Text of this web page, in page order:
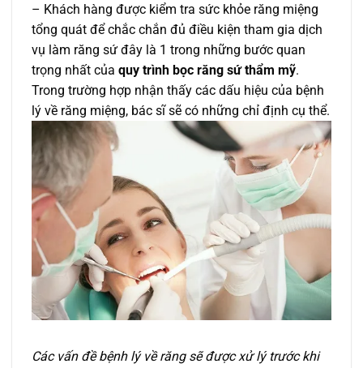
– Khách hàng được kiểm tra sức khỏe răng miệng
tổng quát để chắc chắn đủ điều kiện tham gia dịch
vụ làm răng sứ đây là 1 trong những bước quan
trọng nhất của quy trình bọc răng sứ thẩm mỹ.
Trong trường hợp nhận thấy các dấu hiệu của bệnh
lý về răng miệng, bác sĩ sẽ có những chỉ định cụ thể.
Các vấn đề bệnh lý về răng sẽ được xử lý trước khi